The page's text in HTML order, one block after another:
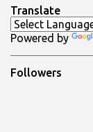
t
i
Translate
Powered by
Followers